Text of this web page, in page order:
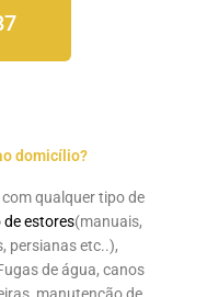
domicílio?
qualquer tipo de
estores(manuais,
persianas etc..),
de água, canos